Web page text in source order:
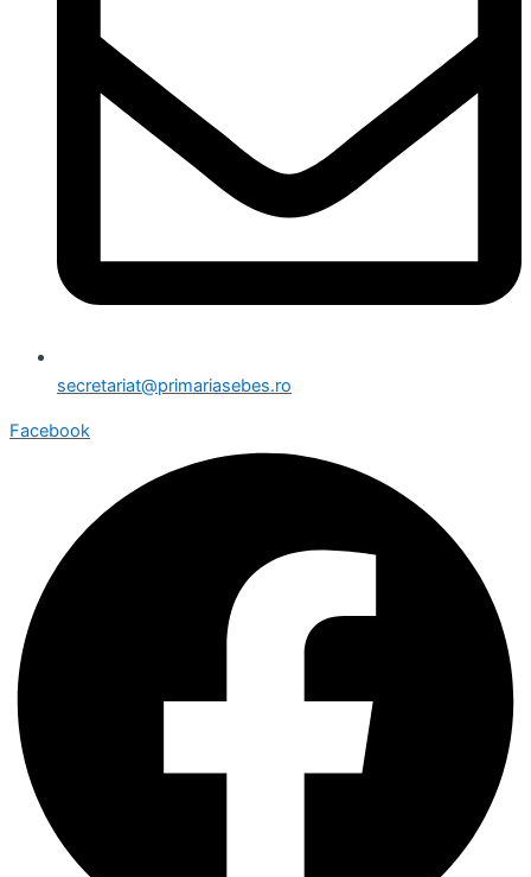
secretariat@primariasebes.ro
Facebook